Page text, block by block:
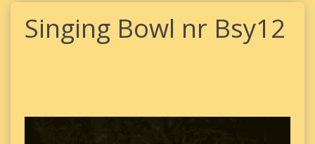
Singing Bowl nr Bsy12